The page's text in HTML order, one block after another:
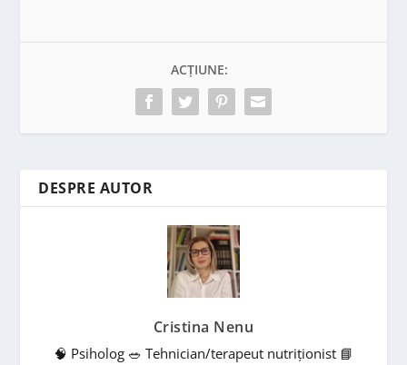
ACȚIUNE:
DESPRE AUTOR
Cristina Nenu
🧠 Psiholog 🥗 Tehnician/terapeut nutriționist 📘